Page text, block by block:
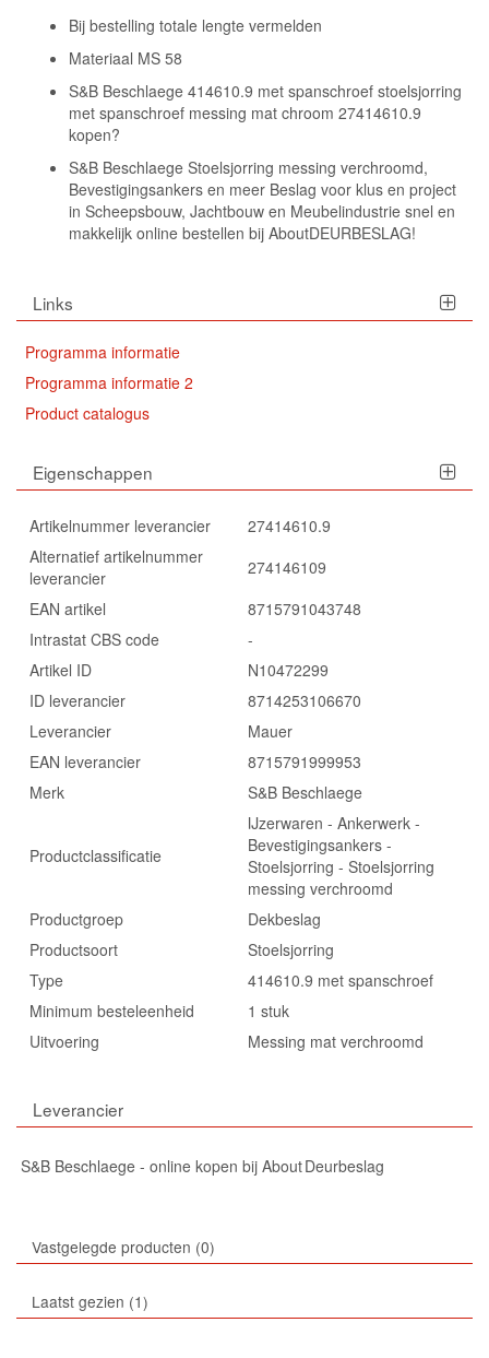
Bij bestelling totale lengte vermelden
Materiaal MS 58
S&B Beschlaege 414610.9 met spanschroef stoelsjorring
met spanschroef messing mat chroom 27414610.9
kopen?
S&B Beschlaege Stoelsjorring messing verchroomd,
Bevestigingsankers en meer Beslag voor klus en project
in Scheepsbouw, Jachtbouw en Meubelindustrie snel en
makkelijk online bestellen bij AboutDEURBESLAG!
Links
Programma informatie
Programma informatie 2
Product catalogus
Eigenschappen
Artikelnummer leverancier
27414610.9
Alternatief artikelnummer
leverancier
274146109
EAN artikel
8715791043748
Intrastat CBS code
-
Artikel ID
N10472299
ID leverancier
8714253106670
Leverancier
Mauer
EAN leverancier
8715791999953
Merk
S&B Beschlaege
Productclassificatie
IJzerwaren - Ankerwerk -
Bevestigingsankers -
Stoelsjorring - Stoelsjorring
messing verchroomd
Productgroep
Dekbeslag
Productsoort
Stoelsjorring
Type
414610.9 met spanschroef
Minimum besteleenheid
1 stuk
Uitvoering
Messing mat verchroomd
Leverancier
S&B Beschlaege - online kopen bij About Deurbeslag
Vastgelegde producten 0
Laatst gezien 1